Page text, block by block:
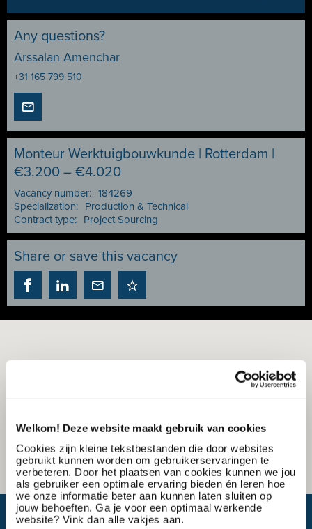
Welkom! Deze website maakt gebruik van cookies
Cookies zijn kleine tekstbestanden die door websites
gebruikt kunnen worden om gebruikerservaringen te
verbeteren. Door het plaatsen van cookies kunnen we jou
als gebruiker een optimale ervaring bieden én leren hoe
we onze informatie beter aan kunnen laten sluiten op
jouw behoeften. Ga je voor een optimaal werkende
website? Vink dan alle vakjes aan.
Any questions?
Arssalan Amenchar
+31 165 799 510
Monteur Werktuigbouwkunde | Rotterdam |
€3.200 – €4.020
Vacancy number: 184269
Specialization:
Production & Technical
Contract type:
Project Sourcing
Share or save this vacancy
What is my travel time?